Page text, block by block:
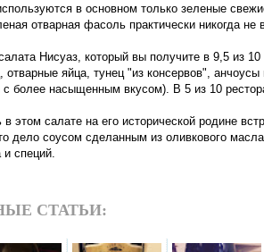
в основном только зеленые
отварная фасоль практически никогда не
Нисуаз, который вы получите в 9,5 из
отварные яйца, тунец "из консервов",
с более насыщенным вкусом). В 5 из 10
этом салате на его исторической родине
дело соусом сделанным из оливкового
специй.
СТАТЬИ: